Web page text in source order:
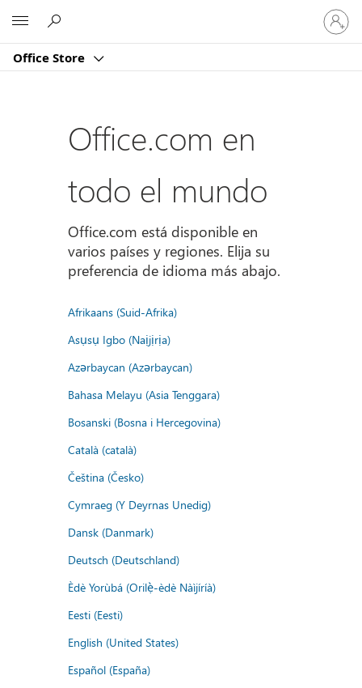
Office Store
Iniciar
sesión
en
cuenta
Office.com en
todo el mundo
Office.com está disponible en
varios países y regiones. Elija su
preferencia de idioma más abajo.
Afrikaans (Suid-Afrika)
Asụsụ Igbo (Naịjịrịa)
Azərbaycan (Azərbaycan)
Bahasa Melayu (Asia Tenggara)
Bosanski (Bosna i Hercegovina)
Català (català)
Čeština (Česko)
Cymraeg (Y Deyrnas Unedig)
Dansk (Danmark)
Deutsch (Deutschland)
Èdè Yorùbá (Orilẹ̀-èdè Nàìjíríà)
Eesti (Eesti)
English (United States)
Español (España)